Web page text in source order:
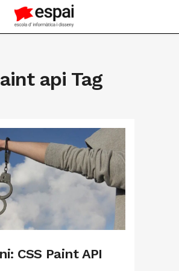
api Tag
CSS Paint API